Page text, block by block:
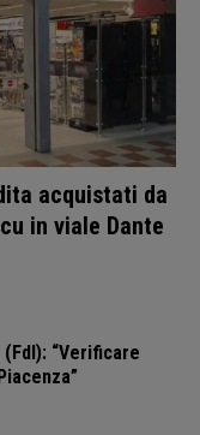
acquistati da
in viale Dante
“Verificare